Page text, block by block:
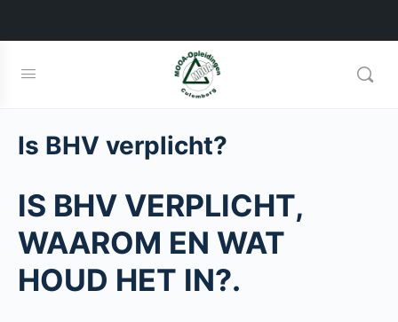
Is BHV verplicht?
IS BHV VERPLICHT,
WAAROM EN WAT
HOUD HET IN?.